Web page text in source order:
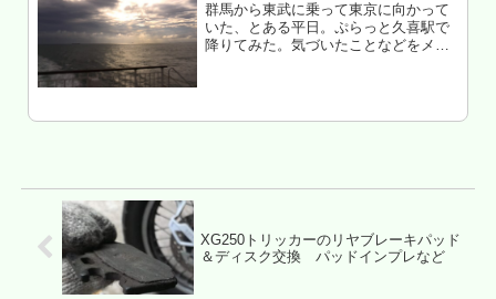
群馬から東武に乗って東京に向かって
いた、とある平日。ぷらっと久喜駅で
降りてみた。気づいたことなどをメ
XG250トリッカーのリヤブレーキパッド
＆ディスク交換 パッドインプレなど